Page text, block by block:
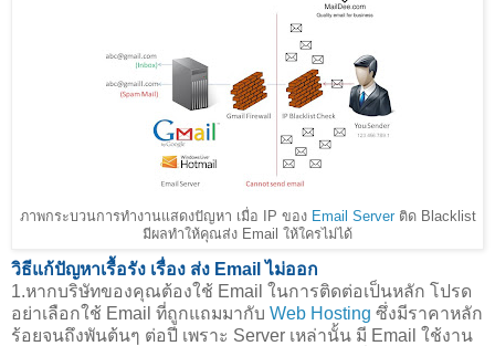
ภาพกระบวนการทำงานแสดงปัญหา เมื่อ IP ของ Email Serverติด Blacklist
มีผลทำให้คุณส่ง Email ให้ใครไม่ได้
วิธีแก้ปัญหาเรื้อรัง เรื่อง ส่ง Email ไม่ออก
1.หากบริษัทของคุณต้องใช้ Email ในการติดต่อเป็นหลัก โปรด
อย่าเลือกใช้ Email ที่ถูกแถมมากับ Web Hosting ซึ่งมีราคาหลัก
ร้อยจนถึงพันต้นๆ ต่อปี เพราะ Server เหล่านั้น มี Email ใช้งาน